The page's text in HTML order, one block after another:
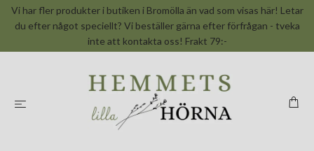
Vi har fler produkter i butiken i Bromölla än vad som visas här! Letar
du efter något speciellt? Vi beställer gärna efter förfrågan - tveka
inte att kontakta oss! Frakt 79:-